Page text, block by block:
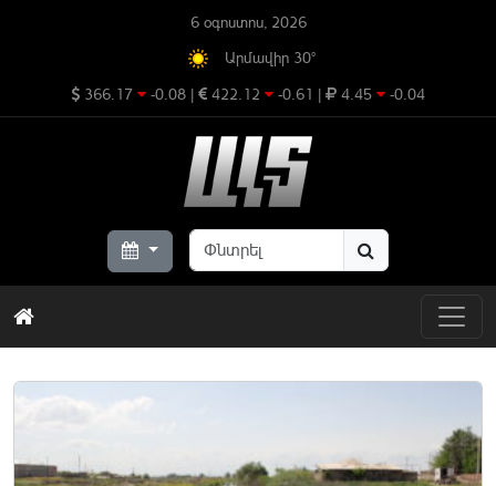
6 օգոստոս, 2026
Արմավիր 30°
366.17 -0.08 | 422.12 -0.61 | 4.45 -0.04